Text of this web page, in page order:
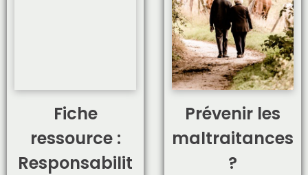
Fiche
ressource :
Responsabilit
Prévenir les
maltraitances
?